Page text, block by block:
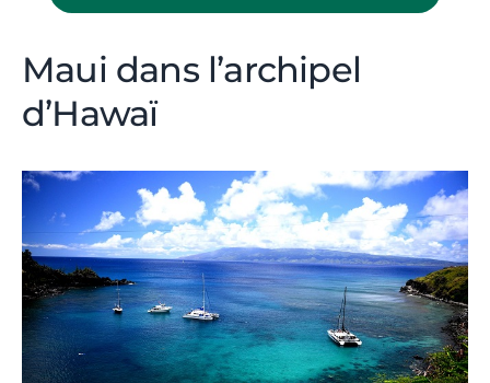
Maui dans l’archipel
d’Hawaï